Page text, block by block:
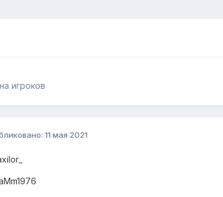
игроков
11 мая 2021